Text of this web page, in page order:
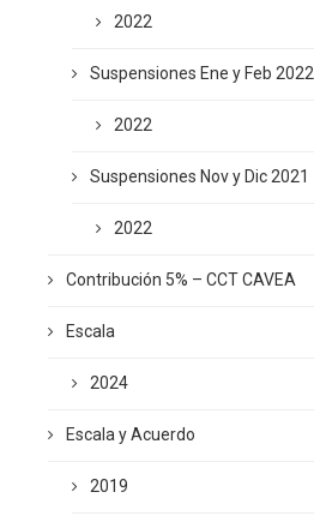
2022
Suspensiones Ene y Feb 2022
2022
Suspensiones Nov y Dic 2021
2022
Contribución 5% – CCT CAVEA
Escala
2024
Escala y Acuerdo
2019